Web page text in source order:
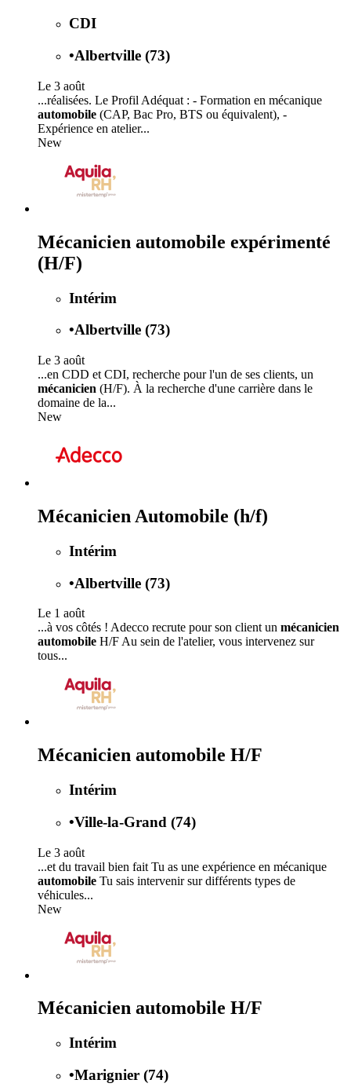
CDI
•Albertville (73)
Le 3 août
...réalisées. Le Profil Adéquat : - Formation en mécanique
automobile (CAP, Bac Pro, BTS ou équivalent), -
Expérience en atelier...
New
Mécanicien automobile expérimenté
(H/F)
Intérim
•Albertville (73)
Le 3 août
...en CDD et CDI, recherche pour l'un de ses clients, un
mécanicien (H/F). À la recherche d'une carrière dans le
domaine de la...
New
Mécanicien Automobile (h/f)
Intérim
•Albertville (73)
Le 1 août
...à vos côtés ! Adecco recrute pour son client un mécanicien
automobile H/F Au sein de l'atelier, vous intervenez sur
tous...
Mécanicien automobile H/F
Intérim
•Ville-la-Grand (74)
Le 3 août
...et du travail bien fait Tu as une expérience en mécanique
automobile Tu sais intervenir sur différents types de
véhicules...
New
Mécanicien automobile H/F
Intérim
•Marignier (74)